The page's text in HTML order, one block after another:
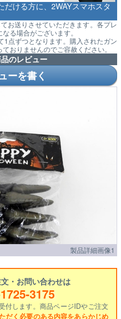
ける方に、2WAYスマホスタ
お送りさせていただきます。各プレ
る場合がございます。
1点ずつとなります。購入されたガン
おりませんのでご容赦ください。
のレビュー
ーを書く
製品詳細画像1
・お問い合わせは
3175
付します。商品ページIDやご注文
だく必要のある内容をあらかじめ